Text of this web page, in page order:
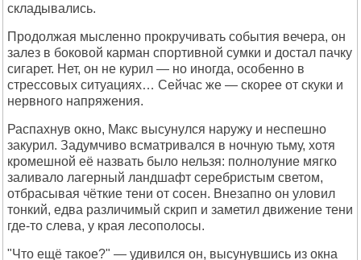
складывались.
Продолжая мысленно прокручивать события вечера, он
залез в боковой карман спортивной сумки и достал пачку
сигарет. Нет, он не курил — но иногда, особенно в
стрессовых ситуациях… Сейчас же — скорее от скуки и
нервного напряжения.
Распахнув окно, Макс высунулся наружу и неспешно
закурил. Задумчиво всматривался в ночную тьму, хотя
кромешной её назвать было нельзя: полнолуние мягко
заливало лагерный ландшафт серебристым светом,
отбрасывая чёткие тени от сосен. Внезапно он уловил
тонкий, едва различимый скрип и заметил движение тени
где-то слева, у края лесополосы.
"Что ещё такое?" — удивился он, высунувшись из окна